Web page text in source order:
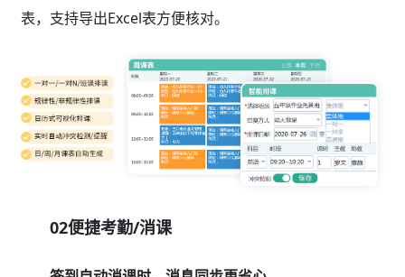
表，支持导出Excel表方便核对。
02便捷考勤/消课